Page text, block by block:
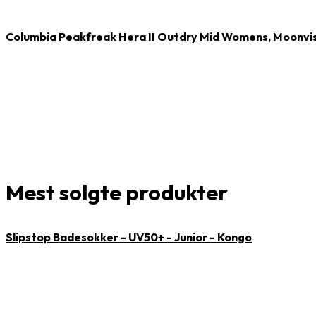
Columbia Peakfreak Hera II Outdry Mid Womens,
Mest solgte produkter
Slipstop Badesokker - UV50+ - Junior - Kongo